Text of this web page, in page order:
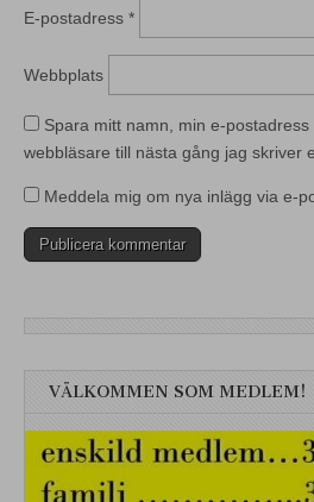
E-postadress *
Webbplats
Spara mitt namn, min e-
webbläsare till nästa gång jag skriver
Meddela mig om nya inlägg via e-
VÄLKOMMEN SOM MEDLEM!